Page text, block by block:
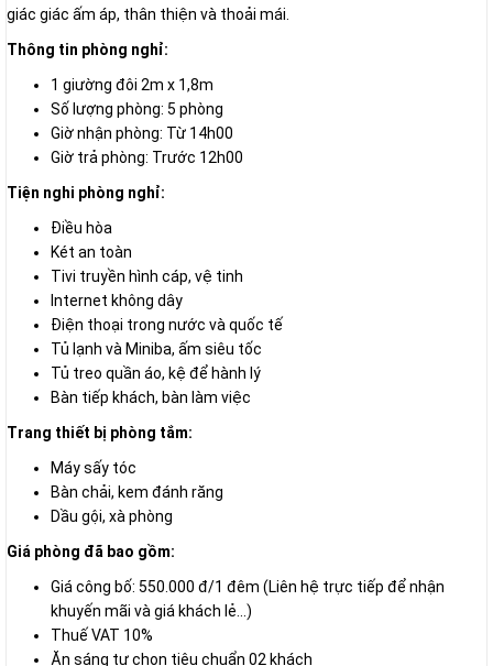
giác giác ấm áp, thân thiện và thoải mái.
Thông tin phòng nghỉ:
1 giường đôi 2m x 1,8m
Số lượng phòng: 5 phòng
Giờ nhận phòng: Từ 14h00
Giờ trả phòng: Trước 12h00
Tiện nghi phòng nghỉ:
Điều hòa
Két an toàn
Tivi truyền hình cáp, vệ tinh
Internet không dây
Điện thoại trong nước và quốc tế
Tủ lạnh và Miniba, ấm siêu tốc
Tủ treo quần áo, kệ để hành lý
Bàn tiếp khách, bàn làm việc
Trang thiết bị phòng tắm:
Máy sấy tóc
Bàn chải, kem đánh răng
Dầu gội, xà phòng
Giá phòng đã bao gồm:
Giá công bố: 550.000 đ/1 đêm (Liên hệ trực tiếp để nhận
khuyến mãi và giá khách lẻ...)
Thuế VAT 10%
Ăn sáng tự chọn tiêu chuẩn 02 khách